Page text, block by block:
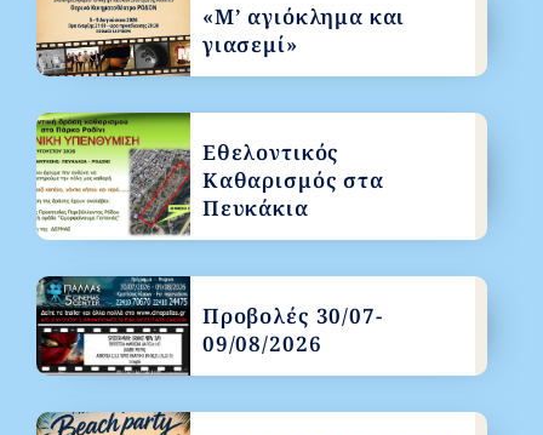
«Μ’ αγιόκλημα και
γιασεμί»
Εθελοντικός
Καθαρισμός στα
Πευκάκια
Προβολές 30/07-
09/08/2026